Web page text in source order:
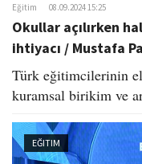
Eğitim 08.09.2024 15:25
Okullar açılırken
ihtiyacı / Mustafa
Türk eğitimcilerinin
kuramsal birikim ve
EĞITIM